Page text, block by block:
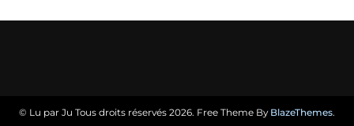
© Lu par Ju Tous droits réservés 2026. Free Theme By BlazeThemes.